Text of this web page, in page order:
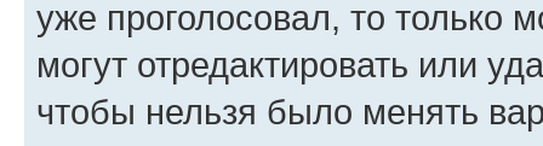
уже проголосовал, то только
могут отредактировать или
чтобы нельзя было менять